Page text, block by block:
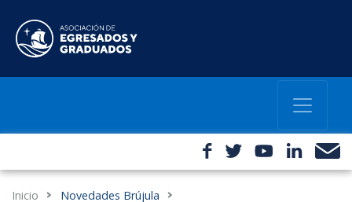
Inicio Novedades Brújula